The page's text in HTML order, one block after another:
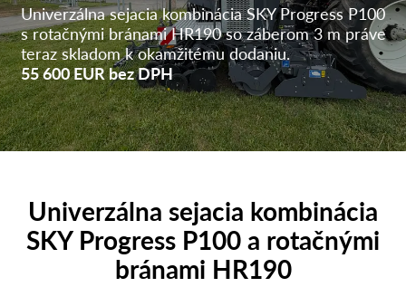
Univerzálna sejacia kombinácia SKY Progress P100
s rotačnými bránami HR190 so záberom 3 m práve
teraz skladom k okamžitému dodaniu.
55 600 EUR bez DPH
Univerzálna sejacia kombinácia
SKY Progress P100 a rotačnými
bránami HR190